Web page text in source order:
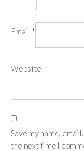
Email *
Website
Save my name,
the next time I